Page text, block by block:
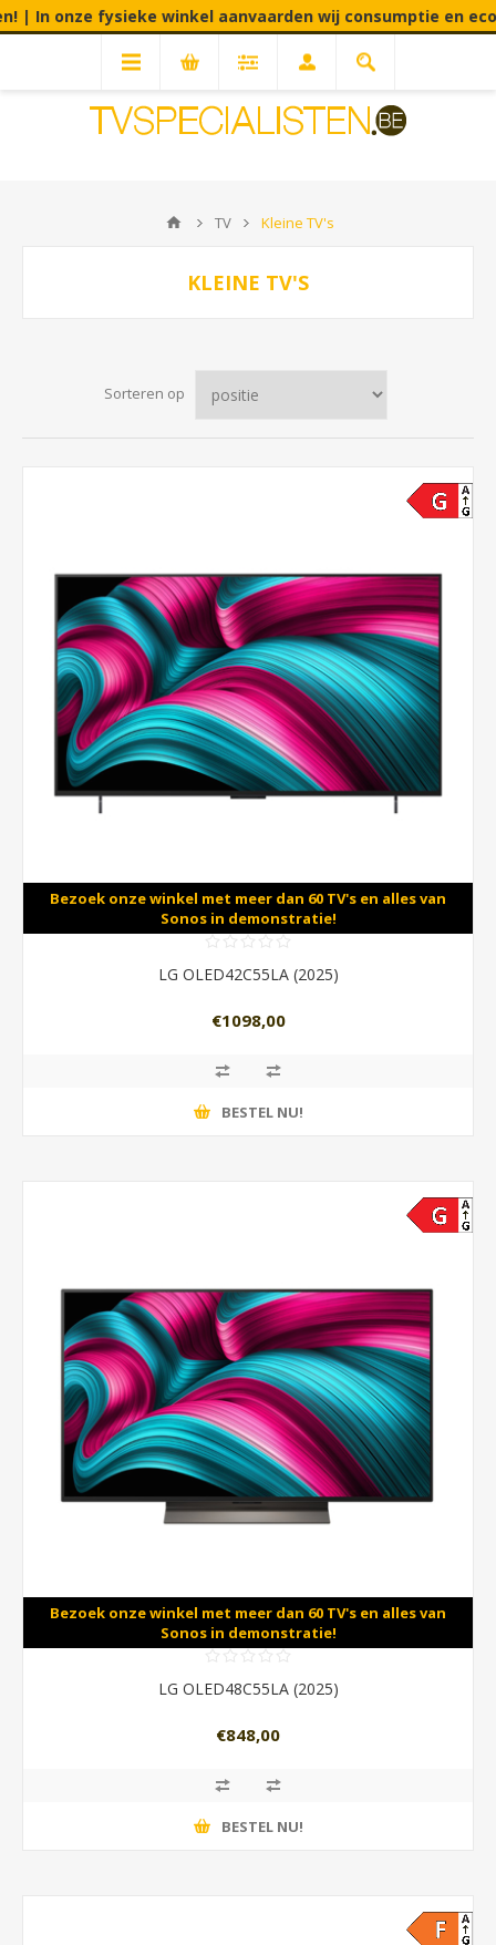
aanvaarden wij consumptie en eco cheques op TV
TV Kleine TV's
KLEINE TV'S
Sorteren op
Bezoek onze winkel met meer dan 60 TV's en alles van
Sonos in demonstratie!
LG OLED42C55LA (2025)
€1098,00
BESTEL NU!
Bezoek onze winkel met meer dan 60 TV's en alles van
Sonos in demonstratie!
LG OLED48C55LA (2025)
€848,00
BESTEL NU!